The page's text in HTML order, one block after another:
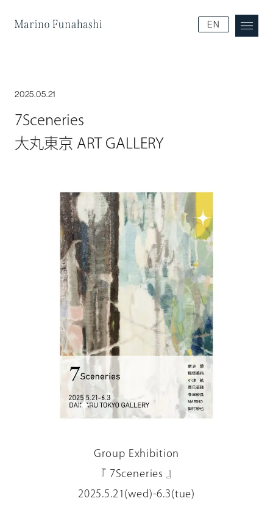
EN
2025.05.21
7Sceneries
大丸東京 ART GALLERY
Group Exhibition
『 7Sceneries 』
2025.5.21(wed)-6.3(tue)